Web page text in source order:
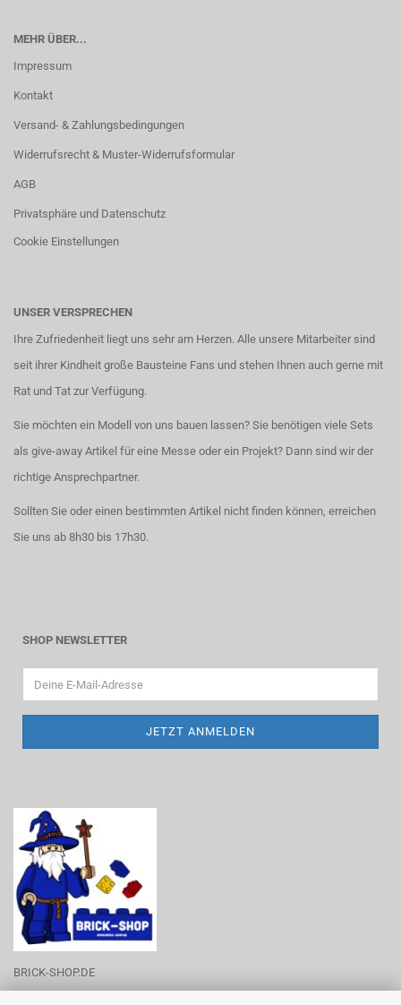
MEHR ÜBER...
Impressum
Kontakt
Versand- & Zahlungsbedingungen
Widerrufsrecht & Muster-Widerrufsformular
AGB
Privatsphäre und Datenschutz
Cookie Einstellungen
UNSER VERSPRECHEN
Ihre Zufriedenheit liegt uns sehr am Herzen. Alle unsere Mitarbeiter sind
seit ihrer Kindheit große Bausteine Fans und stehen Ihnen auch gerne mit
Rat und Tat zur Verfügung.
Sie möchten ein Modell von uns bauen lassen? Sie benötigen viele Sets
als give-away Artikel für eine Messe oder ein Projekt? Dann sind wir der
richtige Ansprechpartner.
Sollten Sie oder einen bestimmten Artikel nicht finden können, erreichen
Sie uns ab 8h30 bis 17h30.
SHOP NEWSLETTER
BRICK-SHOP.DE